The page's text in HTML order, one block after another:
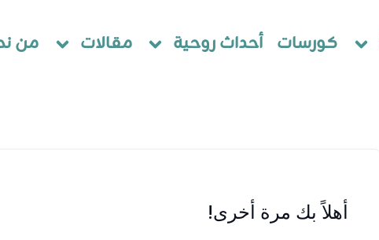
كورسات أحداث روحية مقالات من
أهلاً بك مرة أخرى!